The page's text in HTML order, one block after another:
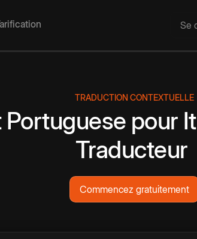
Se
TRADUCTION CONTEXTUELLE
Portuguese pour
Traducteur
Commencez gratuitement